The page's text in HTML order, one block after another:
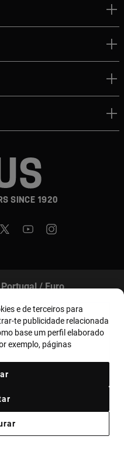
SINCE 1920
Portugal / Euro
de uso e privacidade
legal Bases MYTOUS
de Riscos
e de terceiros para
te publicidade relacionada
base um perfil elaborado
exemplo, páginas